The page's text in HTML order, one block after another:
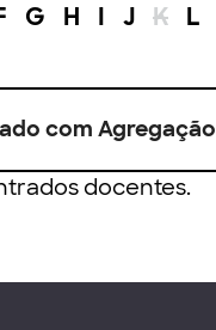
G H I J K L
com Agregação
docentes.